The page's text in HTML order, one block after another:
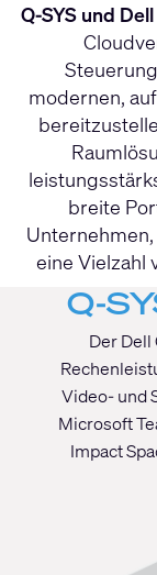
Q-SYS und Dell
modernen,
breite
eine Vielzahl
Q-
Der
Video- und
Microsoft
Impact